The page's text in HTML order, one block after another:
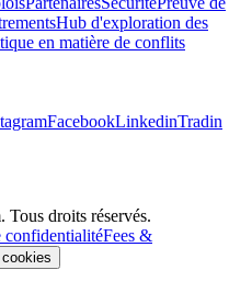
Hub d'exploration des
en matière de conflits
FacebookLinkedinTradin
droits réservés.
confidentialitéFees &